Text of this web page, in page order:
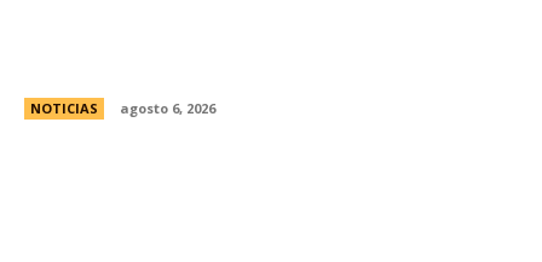
NOTICIAS agosto 6, 2026